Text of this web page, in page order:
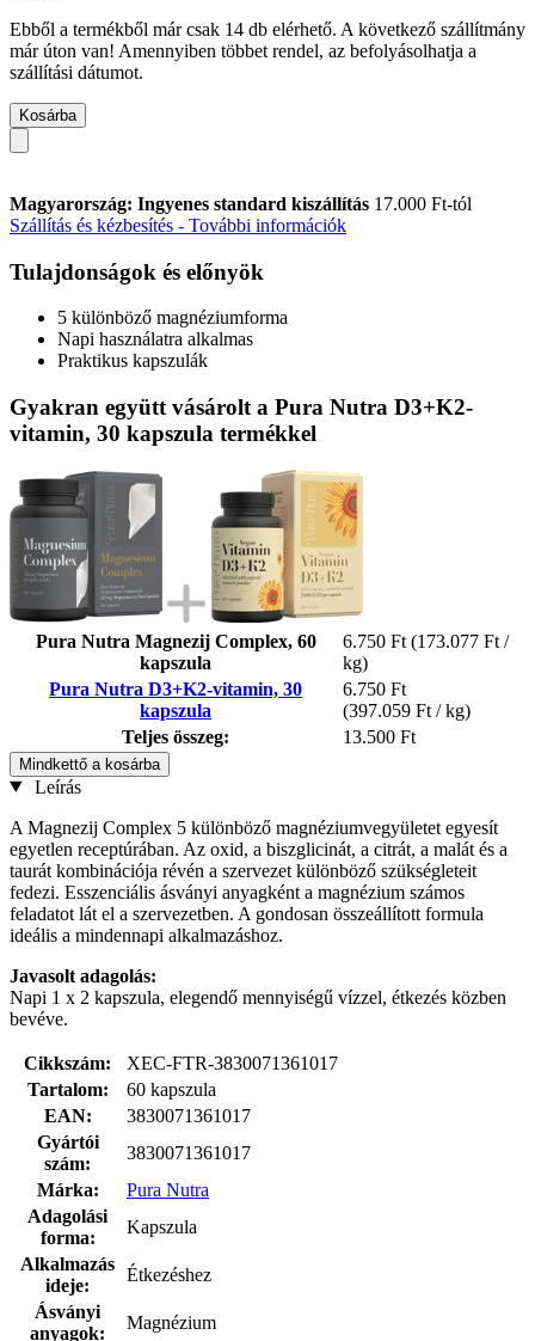
Ebből a termékből már csak 14 db elérhető. A következő szállítmány
már úton van! Amennyiben többet rendel, az befolyásolhatja a
szállítási dátumot.
Kosárba
Magyarország: Ingyenes standard kiszállítás 17.000 Ft-tól
Szállítás és kézbesítés - További információk
Tulajdonságok és előnyök
5 különböző magnéziumforma
Napi használatra alkalmas
Praktikus kapszulák
Gyakran együtt vásárolt a Pura Nutra D3+K2-
vitamin, 30 kapszula termékkel
Pura Nutra Magnezij Complex, 60
kapszula
6.750 Ft (173.077 Ft /
kg)
Pura Nutra D3+K2-vitamin, 30
kapszula
6.750 Ft
(397.059 Ft / kg)
Teljes összeg:
13.500 Ft
Mindkettő a kosárba
Leírás
A Magnezij Complex 5 különböző magnéziumvegyületet egyesít
egyetlen receptúrában. Az oxid, a biszglicinát, a citrát, a malát és a
taurát kombinációja révén a szervezet különböző szükségleteit
fedezi. Esszenciális ásványi anyagként a magnézium számos
feladatot lát el a szervezetben. A gondosan összeállított formula
ideális a mindennapi alkalmazáshoz.
Javasolt adagolás:
Napi 1 x 2 kapszula, elegendő mennyiségű vízzel, étkezés közben
bevéve.
Cikkszám:
XEC-FTR-3830071361017
Tartalom:
60 kapszula
EAN:
3830071361017
Gyártói
szám:
3830071361017
Márka:
Pura Nutra
Adagolási
forma:
Kapszula
Alkalmazás
ideje:
Étkezéshez
Ásványi
anyagok:
Magnézium